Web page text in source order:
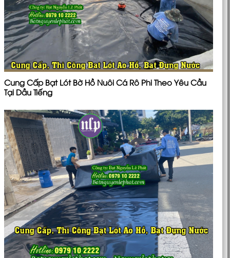
Cung Cấp Bạt Lót Bờ Hồ Nuôi Cá Rô Phi Theo Yêu Cầu
Tại Dầu Tiếng